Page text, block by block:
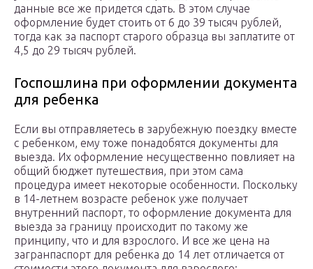
данные все же придется сдать. В этом случае
оформление будет стоить от 6 до 39 тысяч рублей,
тогда как за паспорт старого образца вы заплатите от
4,5 до 29 тысяч рублей.
Госпошлина при оформлении документа
для ребенка
Если вы отправляетесь в зарубежную поездку вместе
с ребенком, ему тоже понадобятся документы для
выезда. Их оформление несущественно повлияет на
общий бюджет путешествия, при этом сама
процедура имеет некоторые особенности. Поскольку
в 14-летнем возрасте ребенок уже получает
внутренний паспорт, то оформление документа для
выезда за границу происходит по такому же
принципу, что и для взрослого. И все же цена на
загранпаспорт для ребенка до 14 лет отличается от